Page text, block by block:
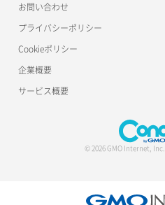
お問い合わせ
プライバシーポリシー
Cookieポリシー
企業概要
サービス概要
© 2026 GMO Internet,